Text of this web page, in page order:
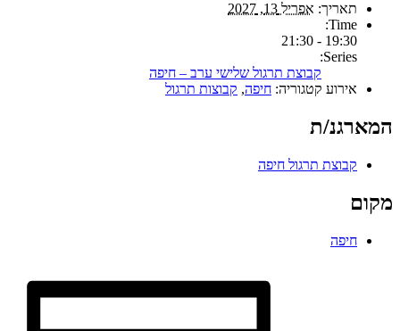
תאריך: אפריל 13, 2027
Time:
19:30 - 21:30
Series:
קבוצת תרגול שלישי ערב – חיפה
אירוע קטגוריה: חיפה, קבוצות תרגול
המארגנ/ת
קבוצת תרגול חיפה
מקום
חיפה